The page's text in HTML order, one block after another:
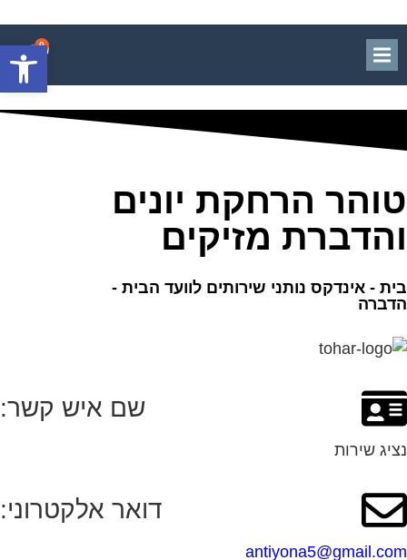
פתח0
טוהר הרחקת יונים
והדברת מזיקים
בית - אינדקס נותני שירותים לוועד הבית -
הדברה
שם איש קשר:
נציג שירות
דואר אלקטרוני:
antiyona5@gmail.com